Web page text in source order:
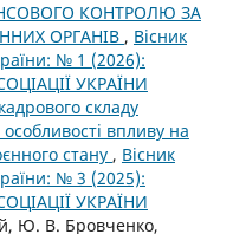
КОНТРОЛЮ ЗА
ОРГАНІВ , Вісник
№ 1 (2026):
УКРАЇНИ
складу
впливу на
стану , Вісник
№ 3 (2025):
УКРАЇНИ
Ю. В. Бровченко,